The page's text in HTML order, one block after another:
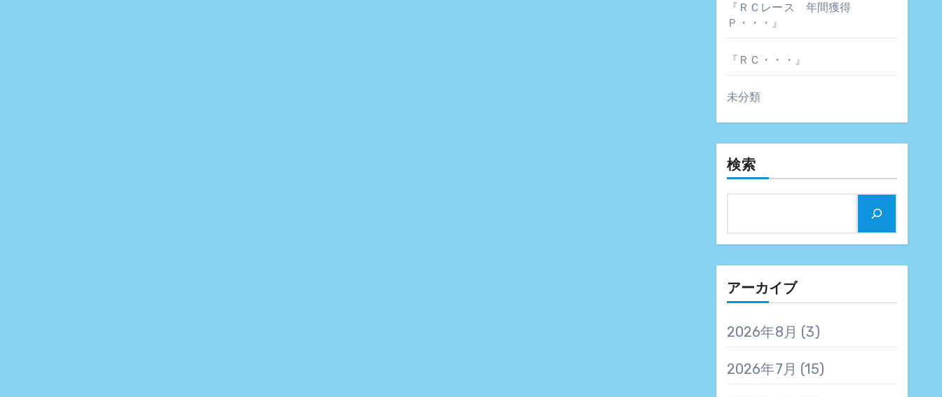
『ＲＣレース 年間獲得
Ｐ・・・』
『ＲＣ・・・』
未分類
検索
アーカイブ
2026年8月 (3)
2026年7月 (15)